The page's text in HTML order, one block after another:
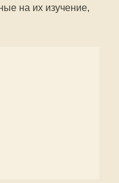
на их изучение,